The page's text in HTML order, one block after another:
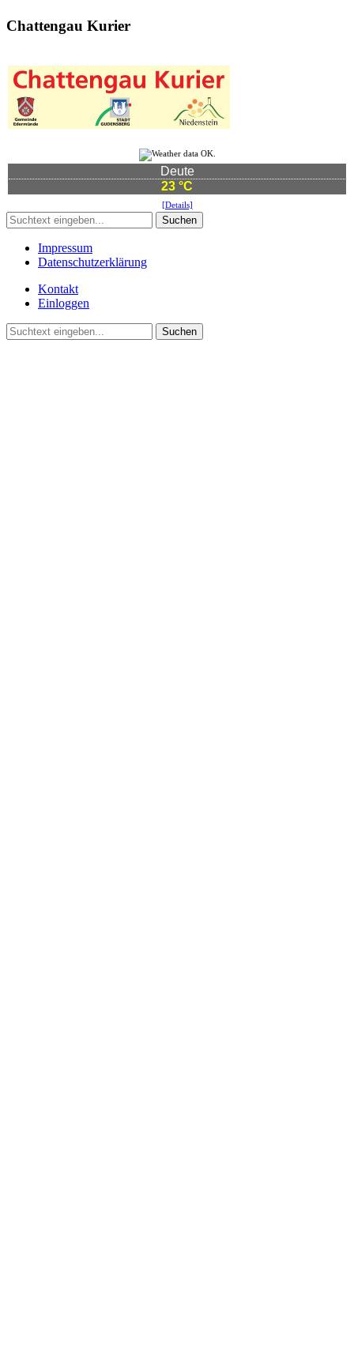
Chattengau Kurier
Deute
23 °C
[Details]
Suchen
Impressum
Datenschutzerklärung
Kontakt
Einloggen
Suchen